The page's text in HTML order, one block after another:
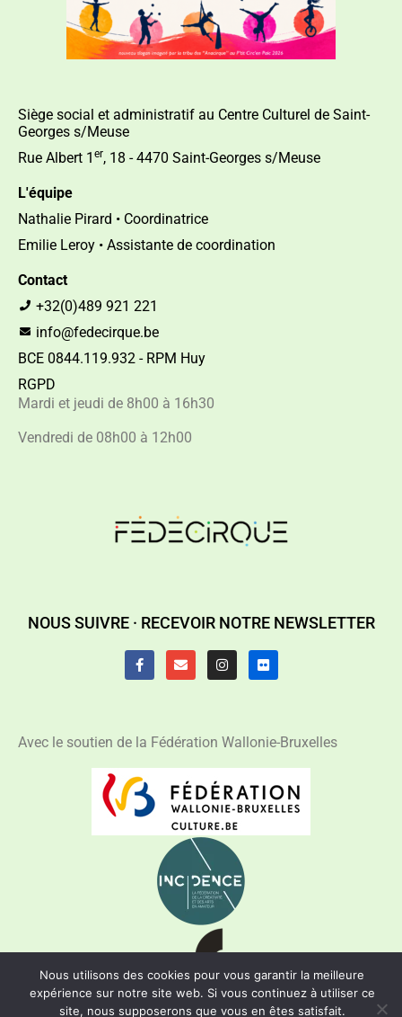
Siège social et administratif au Centre Culturel de Saint-
Georges s/Meuse
Rue Albert 1 er, 18 - 4470 Saint-Georges s/Meuse
L'équipe
Nathalie Pirard • Coordinatrice
Emilie Leroy • Assistante de coordination
Contact
+32(0)489 921 221
info@fedecirque.be
BCE 0844.119.932 - RPM Huy
RGPD
Mardi et jeudi de 8h00 à 16h30
Vendredi de 08h00 à 12h00
NOUS SUIVRE · RECEVOIR NOTRE NEWSLETTER
Avec le soutien de la Fédération Wallonie-Bruxelles
Nous utilisons des cookies pour vous garantir la meilleure
expérience sur notre site web. Si vous continuez à utiliser ce
site, nous supposerons que vous en êtes satisfait.